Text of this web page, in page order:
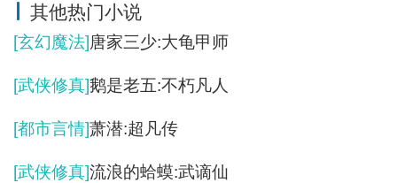
其他热门小说
[玄幻魔法]唐家三少:大龟甲师
[武侠修真]鹅是老五:不朽凡人
[都市言情]萧潜:超凡传
[武侠修真]流浪的蛤蟆:武谪仙